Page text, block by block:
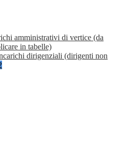
amministrativi di vertice (da
in tabelle)
dirigenziali (dirigenti non